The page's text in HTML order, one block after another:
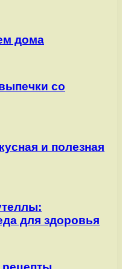
дома
со
и полезная
для здоровья